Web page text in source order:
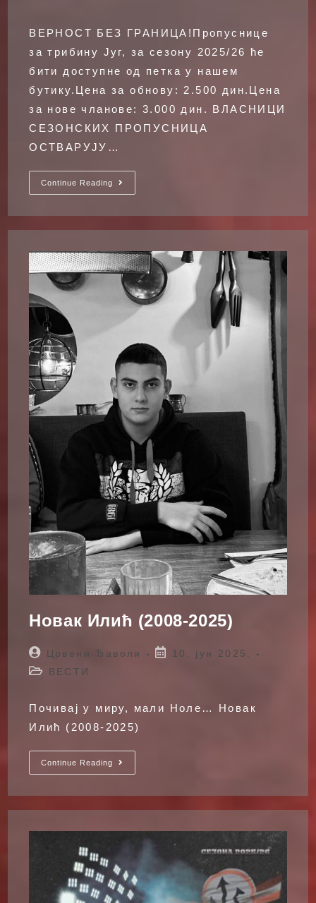
ВЕРНОСТ БЕЗ ГРАНИЦА!Пропуснице
за трибину Југ, за сезону 2025/26 ће
бити доступне од петка у нашем
бутику.Цена за обнову: 2.500 дин.Цена
за нове чланове: 3.000 дин. ВЛАСНИЦИ
СЕЗОНСКИХ ПРОПУСНИЦА
ОСТВАРУЈУ…
Continue Reading
Пропуснице
За
Новак Илић (2008-2025)
Post
author:
Црвени Ђаволи
Post10. јун 2025.
PostВЕСТИ
Почивај у миру, мали Ноле… Новак
Илић (2008-2025)
Continue Reading
Новак
Илић